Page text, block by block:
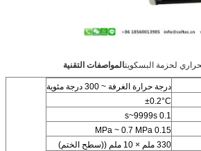
لحزمة البسكويتالمواصفات التقنية
درجة حرارة الغرفة ~ 300 درجة مئوية
±0.2°C
0.1 s~9999s
0.15 MPa ~ 0.7 MPa
330 ملم × 10 ملم ((سطح الختم)